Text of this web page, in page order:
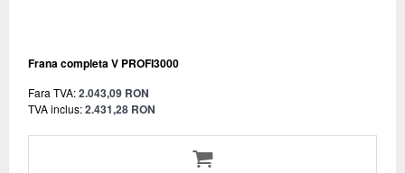
Frana completa V PROFI3000
Fara TVA:2.043,09 RON
TVA inclus:2.431,28 RON